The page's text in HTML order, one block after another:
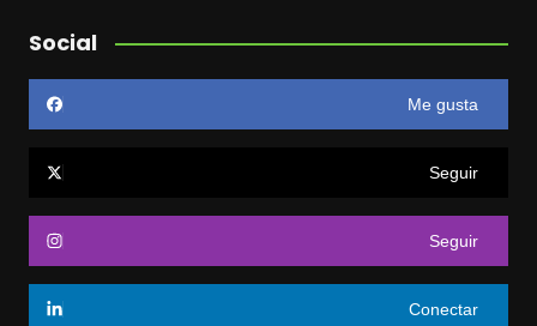
Social
Me gusta
Seguir
Seguir
Conectar